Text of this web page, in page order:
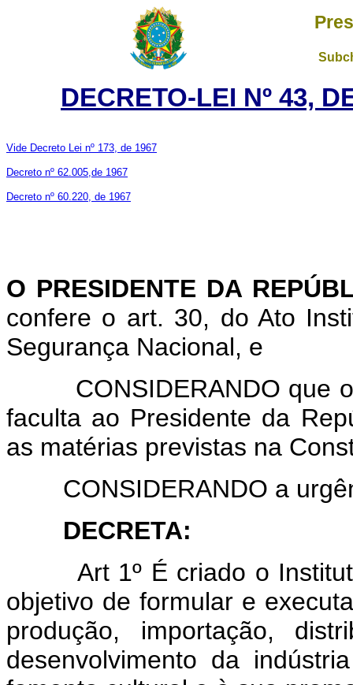
DECRETO-LEI Nº 43,
Vide Decreto Lei nº 173, de 1967
Decreto nº 62.005,de 1967
Decreto nº 60.220, de 1967
O PRESIDENTE DA
confere o art. 30, do Ato
Segurança Nacional, e
CONSIDERANDO que o
faculta ao Presidente da
as matérias previstas na
CONSIDERANDO a
DECRETA:
Art 1º É criado o
objetivo de formular e
produção, importação,
desenvolvimento da